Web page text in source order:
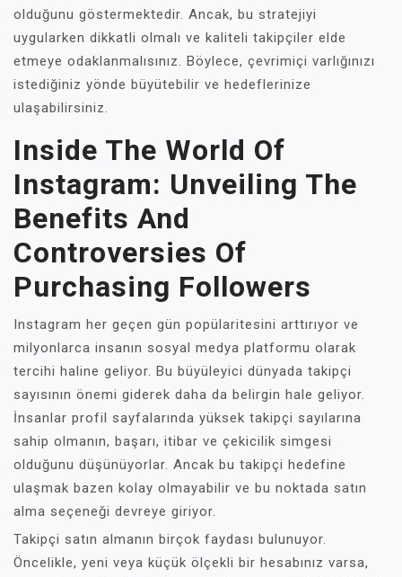
olduğunu göstermektedir. Ancak, bu stratejiyi
uygularken dikkatli olmalı ve kaliteli takipçiler elde
etmeye odaklanmalısınız. Böylece, çevrimiçi varlığınızı
istediğiniz yönde büyütebilir ve hedeflerinize
ulaşabilirsiniz.
Inside The World Of
Instagram: Unveiling The
Benefits And
Controversies Of
Purchasing Followers
Instagram her geçen gün popülaritesini arttırıyor ve
milyonlarca insanın sosyal medya platformu olarak
tercihi haline geliyor. Bu büyüleyici dünyada takipçi
sayısının önemi giderek daha da belirgin hale geliyor.
İnsanlar profil sayfalarında yüksek takipçi sayılarına
sahip olmanın, başarı, itibar ve çekicilik simgesi
olduğunu düşünüyorlar. Ancak bu takipçi hedefine
ulaşmak bazen kolay olmayabilir ve bu noktada satın
alma seçeneği devreye giriyor.
Takipçi satın almanın birçok faydası bulunuyor.
Öncelikle, yeni veya küçük ölçekli bir hesabınız varsa,